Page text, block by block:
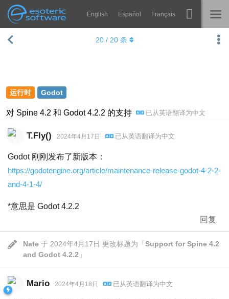
Esoteric Software
导航 English Español Français
主页
联系
Spine
马上试用
运行时 Godot
对 Spine 4.2 和 Godot 4.2.2 的支持 已从英语翻译为中文
20/ 20条
T.Fly() 2024年4月17日 已从英语翻译为中文
Godot 刚刚发布了新版本：
https://godotengine.org/article/maintenance-release-godot-4-2-2-
and-4-1-4/
*意思是 Godot 4.2.2
回复
Nate 于 2024年4月17日 更改标题为「 Support for Spine 4.2
and Godot 4.2.2 」
Mario 2024年4月18日 已从英语翻译为中文